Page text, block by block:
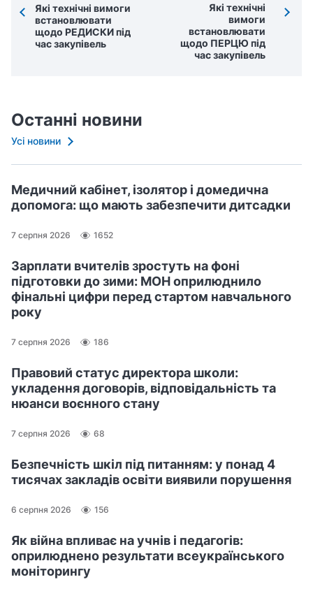
Які технічні вимоги
встановлювати
щодо РЕДИСКИ під
час закупівель
Які технічні
вимоги
встановлювати
щодо ПЕРЦЮ під
час закупівель
Останні новини
Усі новини
Медичний кабінет, ізолятор і домедична
допомога: що мають забезпечити дитсадки
7 серпня 2026 1652
Зарплати вчителів зростуть на фоні
підготовки до зими: МОН оприлюднило
фінальні цифри перед стартом навчального
року
7 серпня 2026 186
Правовий статус директора школи:
укладення договорів, відповідальність та
нюанси воєнного стану
7 серпня 2026 68
Безпечність шкіл під питанням: у понад 4
тисячах закладів освіти виявили порушення
6 серпня 2026 156
Як війна впливає на учнів і педагогів:
оприлюднено результати всеукраїнського
моніторингу